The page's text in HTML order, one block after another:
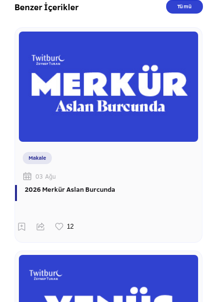
Benzer İçerikler Tümü
Makale
03 Ağu
2026 Merkür Aslan Burcunda